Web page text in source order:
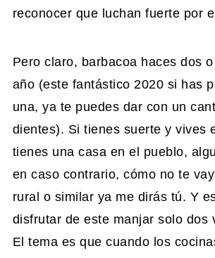
reconocer que luchan fuerte por
Pero claro, barbacoa haces dos
año (este fantástico 2020 si has
una, ya te puedes dar con un
dientes). Si tienes suerte y vives
tienes una casa en el pueblo,
en caso contrario, cómo no te
rural o similar ya me dirás tú. Y
disfrutar de este manjar solo dos
El tema es que cuando los